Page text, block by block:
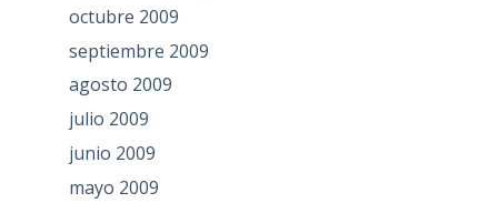
octubre 2009
septiembre 2009
agosto 2009
julio 2009
junio 2009
mayo 2009